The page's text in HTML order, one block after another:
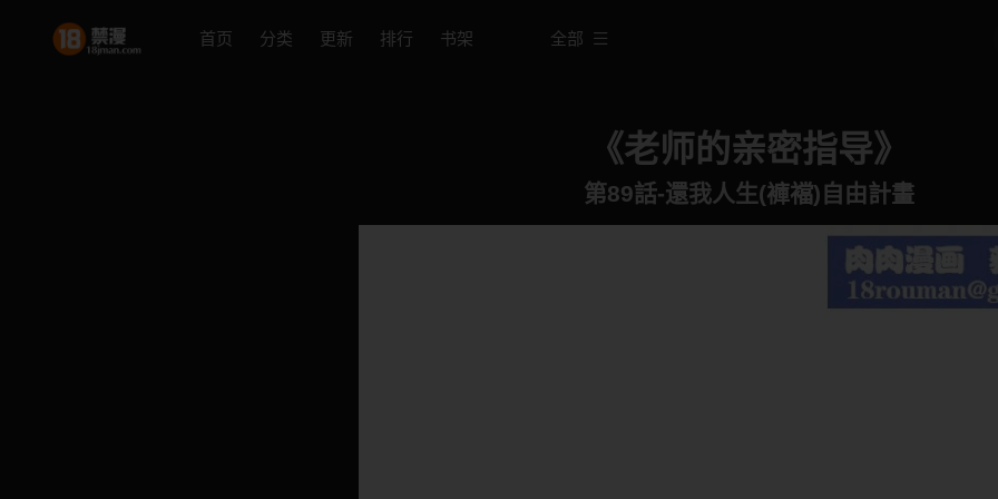
首页 分类 更新 排行 书架 全部
《老师的亲密指导》
第89話-還我人生(褲襠)自由計畫